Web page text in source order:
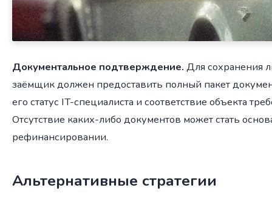
Документальное подтверждение. Для сохранения
заёмщик должен предоставить полный пакет
его статус IT-специалиста и соответствие объекта
Отсутствие каких-либо документов может стать
рефинансировании.
Альтернативные стратегии